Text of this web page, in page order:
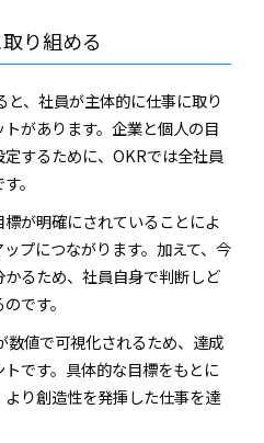
り組める
、社員が主体的に仕事に取り
があります。企業と個人の目
するために、OKRでは全社員
。
が明確にされていることによ
プにつながります。加えて、今
るため、社員自身で判断しど
です。
数値で可視化されるため、達成
です。具体的な目標をもとに
り創造性を発揮した仕事を達